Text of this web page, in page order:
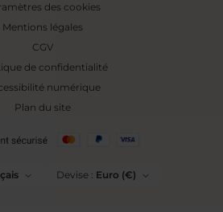
des cookies
Mentions légales
CGV
de confidentialité
numérique
Plan du site
Devise : Euro (€)